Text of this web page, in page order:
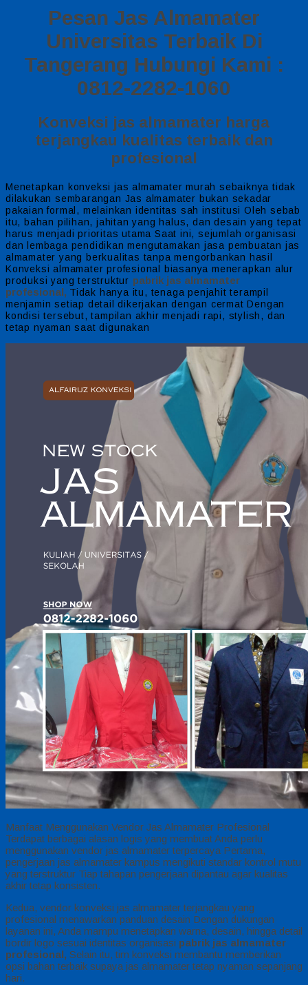
Pesan Jas Almamater
Universitas Terbaik Di
Tangerang Hubungi Kami :
0812-2282-1060
Konveksi jas almamater harga
terjangkau kualitas terbaik dan
profesional
Menetapkan konveksi jas almamater murah sebaiknya tidak
dilakukan sembarangan Jas almamater bukan sekadar
pakaian formal, melainkan identitas sah institusi Oleh sebab
itu, bahan pilihan, jahitan yang halus, dan desain yang tepat
harus menjadi prioritas utama Saat ini, sejumlah organisasi
dan lembaga pendidikan mengutamakan jasa pembuatan jas
almamater yang berkualitas tanpa mengorbankan hasil
Konveksi almamater profesional biasanya menerapkan alur
produksi yang terstruktur pabrik jas almamater
profesional, Tidak hanya itu, tenaga penjahit terampil
menjamin setiap detail dikerjakan dengan cermat Dengan
kondisi tersebut, tampilan akhir menjadi rapi, stylish, dan
tetap nyaman saat digunakan
Manfaat Menggunakan Vendor Jas Almamater Profesional
Terdapat berbagai alasan logis yang membuat Anda perlu
menggunakan vendor jas almamater terpercaya Pertama,
pengerjaan jas almamater kampus mengikuti standar kontrol mutu
yang terstruktur Tiap tahapan pengerjaan dipantau agar kualitas
akhir tetap konsisten.
Kedua, vendor konveksi jas almamater terjangkau yang
profesional menawarkan panduan desain Dengan dukungan
layanan ini, Anda mampu menetapkan warna, desain, hingga detail
bordir logo sesuai identitas organisasi pabrik jas almamater
profesional, Selain itu, tim konveksi membantu memberikan
opsi bahan terbaik supaya jas almamater tetap nyaman sepanjang
hari.